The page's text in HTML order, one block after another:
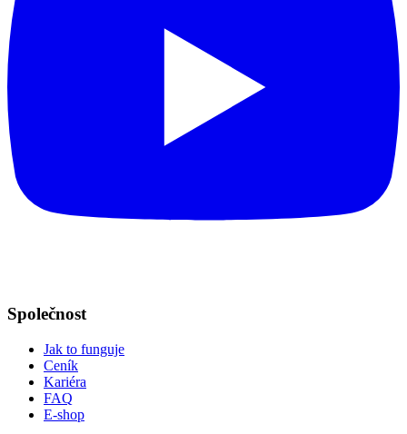
Společnost
Jak to funguje
Ceník
Kariéra
FAQ
E-shop